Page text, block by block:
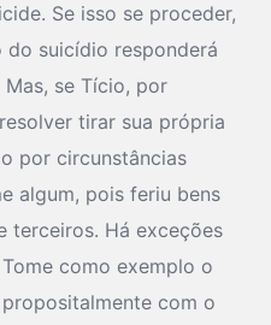
Se isso se proceder,
suicídio responderá
se Tício, por
tirar sua própria
por circunstâncias
algum, pois feriu bens
terceiros. Há exceções
como exemplo o
com o